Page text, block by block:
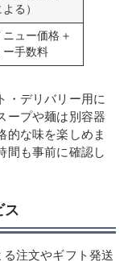
る）
ュー価格＋
ー手数料
・デリバリー用に
ープや麺は別容器
的な味を楽しめま
間も事前に確認し
ス
注文やギフト発送